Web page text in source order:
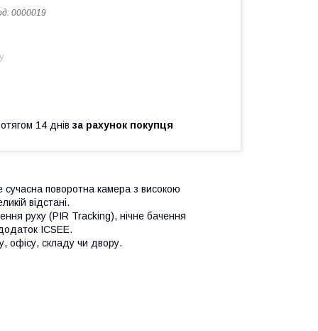
0000019
14 днів за рахунок покупця
поворотна камера з високою
відстані.
руху (PIR Tracking), нічне бачення
ICSEE.
офісу, складу чи двору.